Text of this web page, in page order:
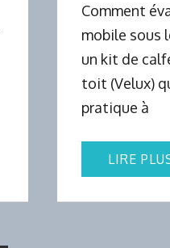
Comment
mobile sous
un kit de
toit (Velux)
pratique à
LIRE